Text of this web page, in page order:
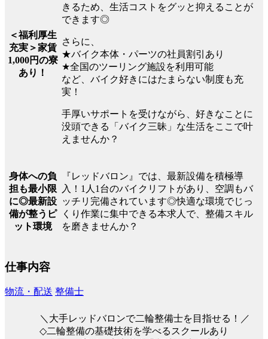
＜福利厚生
充実＞家賃
1,000円の寮
あり！
きるため、生活コストをグッと抑えることが
できます◎
さらに、
★バイク本体・パーツの社員割引あり
★全国のツーリング施設を利用可能
など、バイク好きにはたまらない制度も充
実！
手厚いサポートを受けながら、好きなことに
没頭できる「バイク三昧」な生活をここで叶
えませんか？
身体への負
担も最小限
に◎最新設
備が整うピ
ット環境
『レッドバロン』では、最新設備を積極導
入！1人1台のバイクリフトがあり、空調もバ
ッチリ完備されています◎快適な環境でじっ
くり作業に集中できる本求人で、整備スキル
を磨きませんか？
仕事内容
物流・配送 整備士
＼大手レッドバロンで二輪整備士を目指せる！／
◇二輪整備の基礎技術を学べるスクールあり